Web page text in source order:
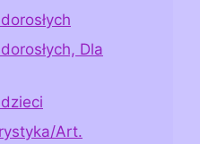
Dla
Art.